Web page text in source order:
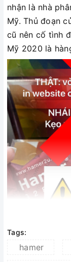
nhận là nhà
Mỹ. Thủ đoạn
cũ nên cố tình
Mỹ 2020 là
Tags:
hamer